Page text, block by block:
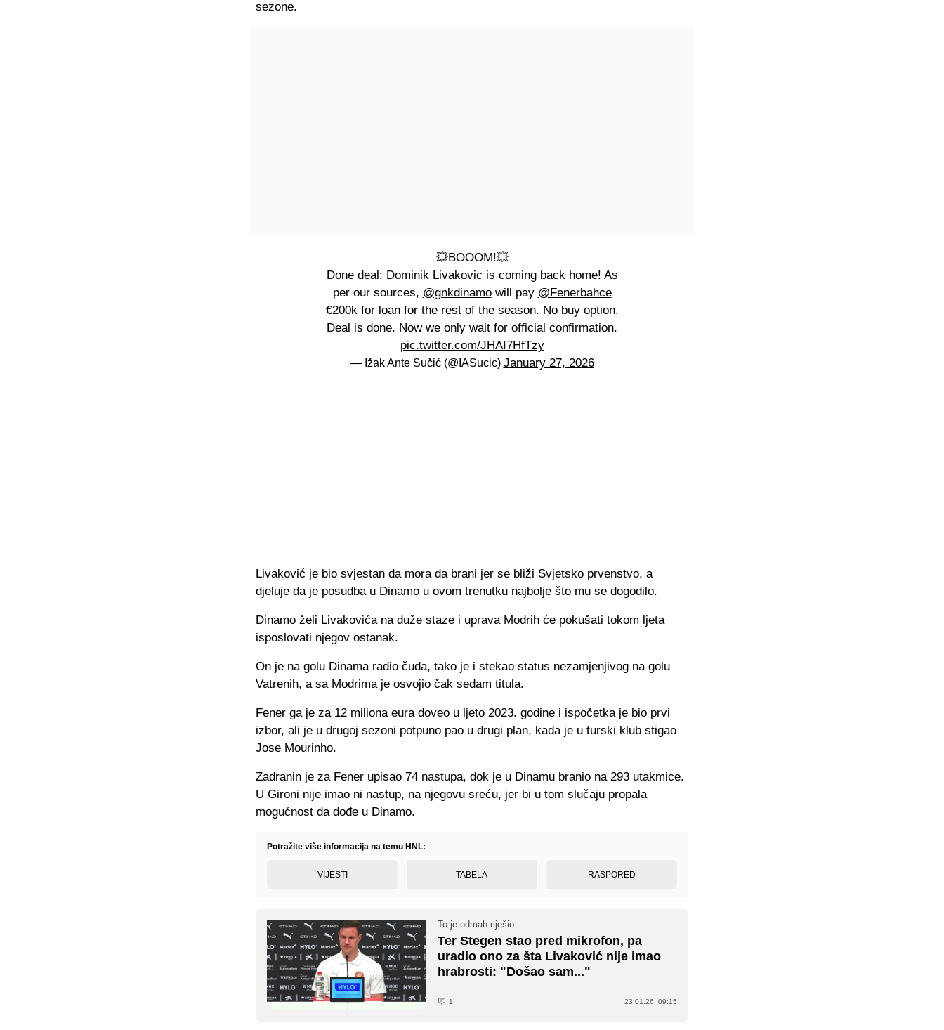
sezone.
💥BOOOM!💥
Done deal: Dominik Livakovic is coming back home! As
per our sources, @gnkdinamowill pay @Fenerbahce
€200k for loan for the rest of the season. No buy option.
Deal is done. Now we only wait for official confirmation.
pic.twitter.com/JHAI7HfTzy
— Ižak Ante Sučić (@IASucic) January 27, 2026
Livaković je bio svjestan da mora da brani jer se bliži Svjetsko prvenstvo, a
djeluje da je posudba u Dinamo u ovom trenutku najbolje što mu se dogodilo.
Dinamo želi Livakovića na duže staze i uprava Modrih će pokušati tokom ljeta
isposlovati njegov ostanak.
On je na golu Dinama radio čuda, tako je i stekao status nezamjenjivog na golu
Vatrenih, a sa Modrima je osvojio čak sedam titula.
Fener ga je za 12 miliona eura doveo u ljeto 2023. godine i ispočetka je bio prvi
izbor, ali je u drugoj sezoni potpuno pao u drugi plan, kada je u turski klub stigao
Jose Mourinho.
Zadranin je za Fener upisao 74 nastupa, dok je u Dinamu branio na 293 utakmice.
U Gironi nije imao ni nastup, na njegovu sreću, jer bi u tom slučaju propala
mogućnost da dođe u Dinamo.
Potražite više informacija na temu HNL:
VIJESTI TABELA RASPORED
To je odmah riješio
Ter Stegen stao pred mikrofon, pa
uradio ono za šta Livaković nije imao
hrabrosti: "Došao sam..."
1 23.01.26. 09:15